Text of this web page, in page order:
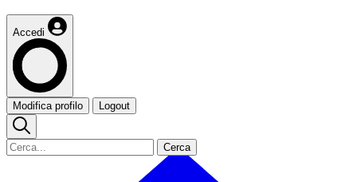
Accedi
Modifica profilo Logout
Cerca